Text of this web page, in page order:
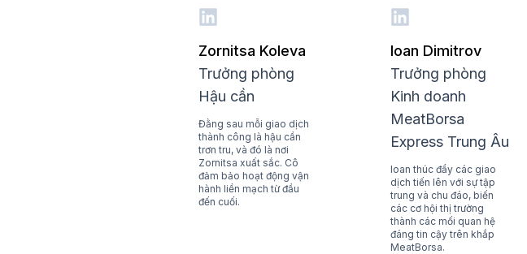
Zornitsa Koleva
Trưởng phòng
Hậu cần
Đằng sau mỗi giao dịch
thành công là hậu cần
trơn tru, và đó là nơi
Zornitsa xuất sắc. Cô
đảm bảo hoạt động vận
hành liền mạch từ đầu
đến cuối.
Ioan Dimitrov
Trưởng phòng
Kinh doanh
MeatBorsa
Express Trung Âu
Ioan thúc đẩy các giao
dịch tiến lên với sự tập
trung và chu đáo, biến
các cơ hội thị trường
thành các mối quan hệ
đáng tin cậy trên khắp
MeatBorsa.